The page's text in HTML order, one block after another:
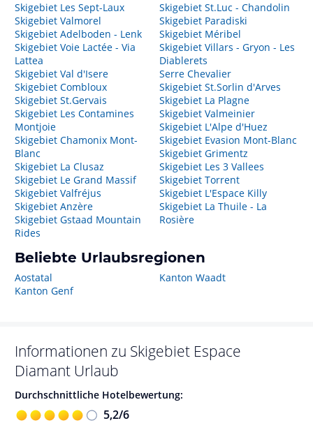
Skigebiet Les Sept-Laux
Skigebiet Valmorel
Skigebiet Adelboden - Lenk
Skigebiet Voie Lactée - Via
Lattea
Skigebiet Val d'Isere
Skigebiet Combloux
Skigebiet St.Gervais
Skigebiet Les Contamines
Montjoie
Skigebiet Chamonix Mont-
Blanc
Skigebiet La Clusaz
Skigebiet Le Grand Massif
Skigebiet Valfréjus
Skigebiet Anzère
Skigebiet Gstaad Mountain
Rides
Skigebiet St.Luc - Chandolin
Skigebiet Paradiski
Skigebiet Méribel
Skigebiet Villars - Gryon - Les
Diablerets
Serre Chevalier
Skigebiet St.Sorlin d'Arves
Skigebiet La Plagne
Skigebiet Valmeinier
Skigebiet L'Alpe d'Huez
Skigebiet Evasion Mont-Blanc
Skigebiet Grimentz
Skigebiet Les 3 Vallees
Skigebiet Torrent
Skigebiet L'Espace Killy
Skigebiet La Thuile - La
Rosière
Beliebte Urlaubsregionen
Aostatal
Kanton Genf
Kanton Waadt
Informationen zu Skigebiet Espace
Diamant Urlaub
Durchschnittliche Hotelbewertung:
5,2/6